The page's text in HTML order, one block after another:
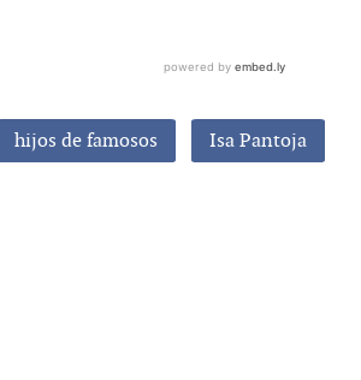
hijos de famosos Isa Pantoja